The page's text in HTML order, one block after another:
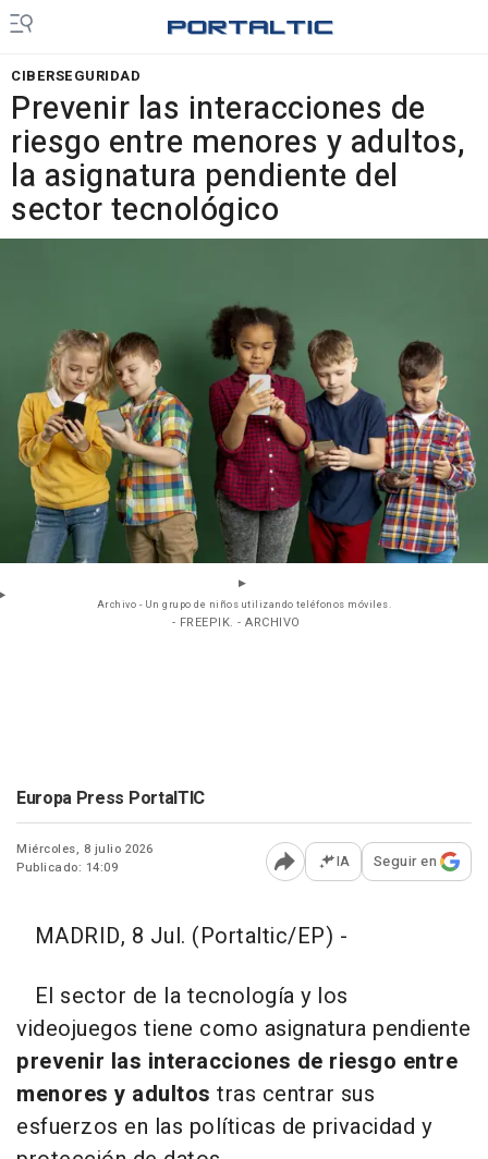
CIBERSEGURIDAD
Prevenir las interacciones de
riesgo entre menores y adultos,
la asignatura pendiente del
sector tecnológico
Archivo - Un grupo de niños utilizando teléfonos móviles.
- FREEPIK. - ARCHIVO
Europa Press PortalTIC
Miércoles, 8 julio 2026
Publicado: 14:09
Abrir opciones para
IA Seguir en
MADRID, 8 Jul. (Portaltic/EP) -
El sector de la tecnología y los
videojuegos tiene como asignatura pendiente
prevenir las interacciones de riesgo entre
menores y adultos tras centrar sus
esfuerzos en las políticas de privacidad y